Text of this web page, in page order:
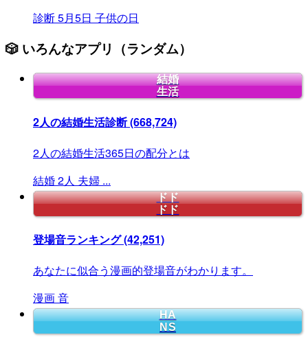
診断5月5日 子供の日
🎲 いろんなアプリ（ランダム）
結婚
生活
2人の結婚生活診断(668,724)
2人の結婚生活365日の配分とは
結婚2人 夫婦 ...
ドド
ドド
登場音ランキング(42,251)
あなたに似合う漫画的登場音がわかります。
漫画音
HA
NS